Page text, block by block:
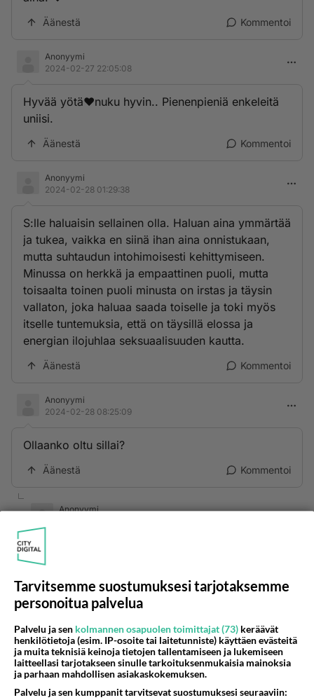
Äänestä Kommentoi
Anonyymi
2024-02-27 22:05:08
Hyvää yötä❤️nuku hyvin.. Pienenpieniä enkeleitä
uniisi.
Äänestä Kommentoi
Anonyymi
2024-02-28 01:29:38
S:lle haluaisin sellainen olla. Haluan aina ymmärtää
ja tukea, vaikka en siinä ihan aina onnistukaan,
mutta suhtaudun intohimoisesti kehittymiseen.
Minussa on herkkä ja empaattinen puoli, mutta
toisaalta toinen puoli minusta on irstas ja täysin
vallaton, joka haluaa saada toiselle ja toki myös
itselle tuntemuksia, että on täysillä elossa ja
energian ilojuhlaa seksuaalisuuden kautta.
Äänestä Kommentoi
Anonyymi
2024-02-28 08:25:09
Ollaanko oltu sillai?
Äänestä Kommentoi
Anonyymi
Ässiä on tuhansia, vaik keksitty toi s kirjain,
sairas kiusaaja jälleen asialla, ohittakaa ja pian!
Äänestä Kommentoi
Anonyymi
2024-04-25 09:12:56
🍑🍒🍑🍒🍑🍒🍑🍒🍑
Tarvitsemme suostumuksesi tarjotaksemme
personoitua palvelua
Palvelu ja sen kolmannen osapuolen toimittajat (73) keräävät
henkilötietoja (esim. IP-osoite tai laitetunniste) käyttäen evästeitä
ja muita teknisiä keinoja tietojen tallentamiseen ja lukemiseen
laitteellasi tarjotakseen sinulle tarkoituksenmukaisia mainoksia
ja parhaan mahdollisen asiakaskokemuksen.
Palvelu ja sen kumppanit tarvitsevat suostumuksesi seuraaviin: